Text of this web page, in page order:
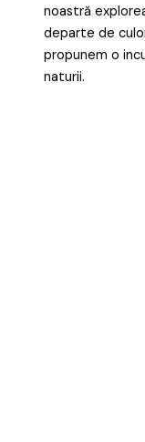
noastră
departe de
propunem o
naturii.